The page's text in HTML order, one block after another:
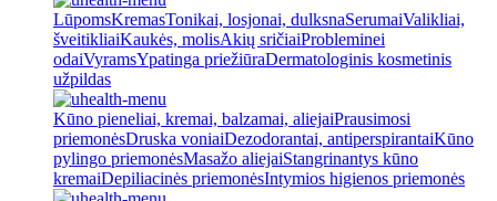
LūpomsKremasTonikai, losjonai, dulksnaSerumaiValikliai,
šveitikliaiKaukės, molisAkių sričiaiProbleminei
odaiVyramsYpatinga priežiūraDermatologinis kosmetinis
užpildas
Kūno pieneliai, kremai, balzamai, aliejaiPrausimosi
priemonėsDruska voniaiDezodorantai, antiperspirantaiKūno
pylingo priemonėsMasažo aliejaiStangrinantys kūno
kremaiDepiliacinės priemonėsIntymios higienos priemonės